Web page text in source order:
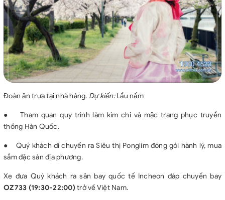
Đoàn ăn trưa tại nhà hàng. Dự kiến:Lẩu nấm
●Tham quan quy trình làm kim chi và mặc trang phục truyền
thống Hàn Quốc.
● Quý khách di chuyển ra Siêu thị Ponglim đóng gói hành lý, mua
sắm đặc sản địa phương.
Xe đưa Quý khách ra sân bay quốc tế Incheon đáp chuyến bay
OZ733 (19:30-22:00) trở về Việt Nam.